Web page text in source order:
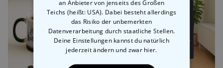
an Anbieter von jenseits des Großen
Teichs (heißt: USA). Dabei besteht allerdings
das Risiko der unbemerkten
Datenverarbeitung durch staatliche Stellen.
Deine Einstellungen kannst du natürlich
jederzeit ändern und zwar hier.